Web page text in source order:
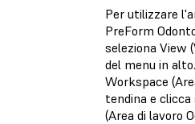
Per utilizzare
PreForm
seleziona View
del menu in
Workspace
tendina e
(Area di lavoro